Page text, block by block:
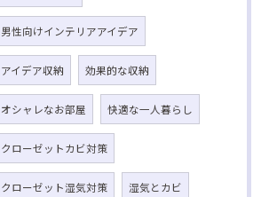
男性向けインテリアアイデア
アイデア収納 効果的な収納
オシャレなお部屋 快適な一人暮らし
クローゼットカビ対策
クローゼット湿気対策 湿気とカビ